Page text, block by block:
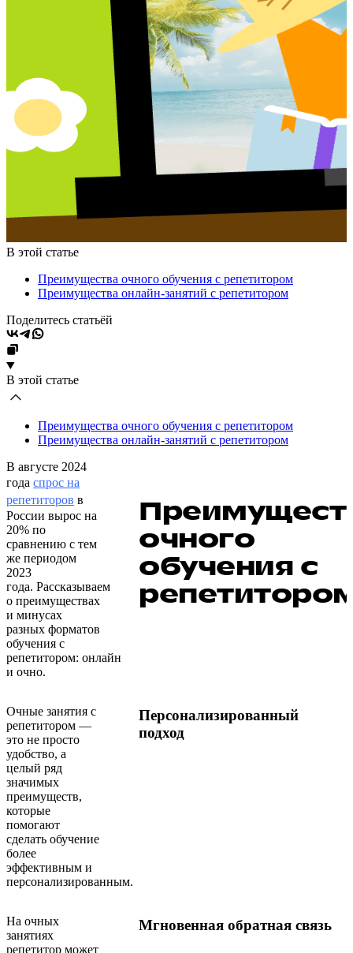
В этой статье
Преимущества очного обучения с репетитором
Преимущества онлайн-занятий с репетитором
Поделитесь статьёй
В этой статье
Преимущества очного обучения с репетитором
Преимущества онлайн-занятий с репетитором
В августе 2024
года спрос на
репетиторов в
России вырос на
20% по
сравнению с тем
же периодом
2023
года. Рассказываем
о преимуществах
и минусах
разных форматов
обучения с
репетитором: онлайн
и очно.
очного
обучения с
Очные занятия с
репетитором —
это не просто
удобство, а
целый ряд
значимых
преимуществ,
которые
помогают
сделать обучение
более
эффективным и
персонализированным.
Персонализированный
подход
На очных
занятиях
репетитор может
Мгновенная обратная связь